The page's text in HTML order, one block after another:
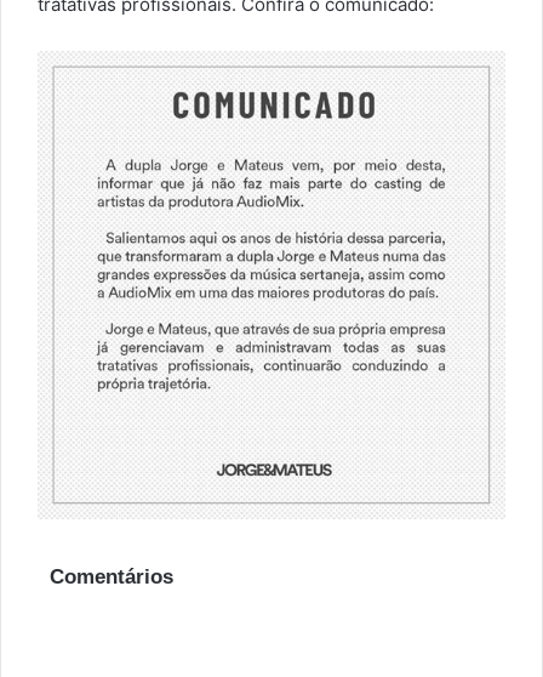
tratativas profissionais. Confira o comunicado:
Comentários